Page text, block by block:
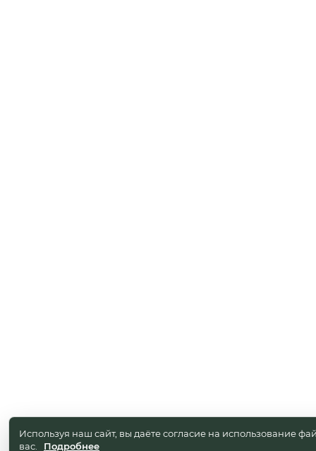
Используя наш сайт, вы даёте согласие на использование
вас.
Подробнее